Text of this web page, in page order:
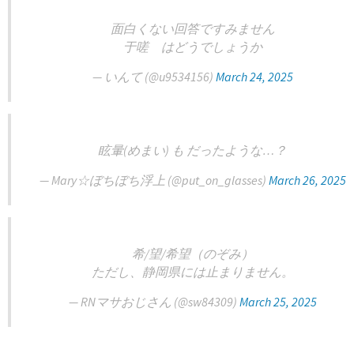
面白くない回答ですみません
于嗟 はどうでしょうか
— いんて (@u9534156) March 24, 2025
眩暈(めまい) も だったような…？
— Mary☆ぼちぼち浮上 (@put_on_glasses) March 26, 2025
希/望/希望（のぞみ）
ただし、静岡県には止まりません。
— RNマサおじさん (@sw84309) March 25, 2025